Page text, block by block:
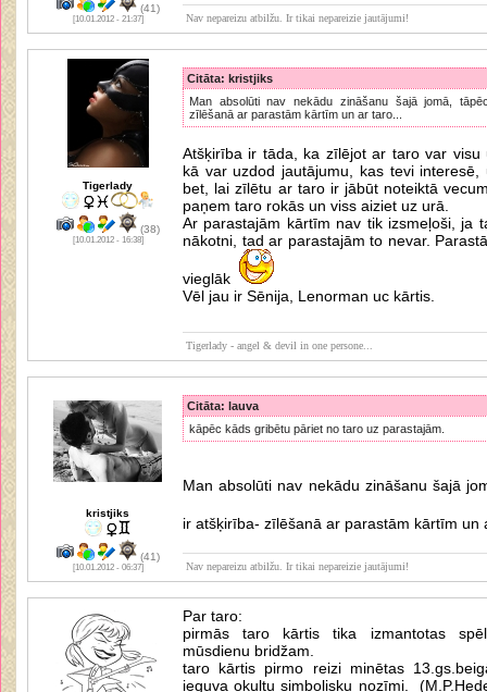
(41)
[10.01.2012 - 21:37] Nav nepareizu atbilžu. Ir tikai nepareizie jautājumi!
Tigerlady
(38)
[10.01.2012 - 16:38]
Citāta: kristjiks
Man absolūti nav nekādu zināšanu šajā jomā,
zīlēšanā ar parastām kārtīm un ar taro...
Atšķirība ir tāda, ka zīlējot ar taro var visu
kā var uzdod jautājumu, kas tevi
bet, lai zīlētu ar taro ir jābūt noteiktā
paņem taro rokās un viss aiziet uz urā.
Ar parastajām kārtīm nav tik izsmeļoši, ja
nākotni, tad ar parastajām to nevar.
vieglāk
Vēl jau ir Sēnija, Lenorman uc kārtis.
Tigerlady - angel & devil in one persone...
kristjiks
(41)
[10.01.2012 - 06:37]
Citāta: lauva
kāpēc kāds gribētu pāriet no taro uz parastajām.
Man absolūti nav nekādu zināšanu šajā
ir atšķirība- zīlēšanā ar parastām kārtīm
Nav nepareizu atbilžu. Ir tikai nepareizie jautājumi!
Par taro:
pirmās taro kārtis tika izmantotas
mūsdienu bridžam.
taro kārtis pirmo reizi minētas
ieguva okultu simbolisku nozīmi.